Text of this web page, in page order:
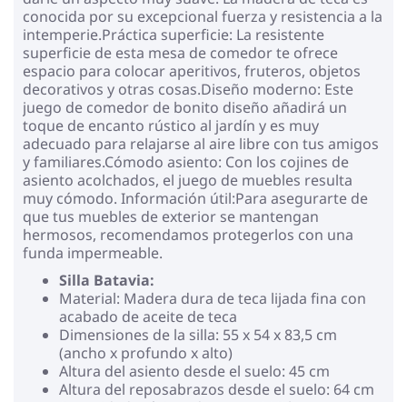
conocida por su excepcional fuerza y resistencia a la
intemperie.Práctica superficie: La resistente
superficie de esta mesa de comedor te ofrece
espacio para colocar aperitivos, fruteros, objetos
decorativos y otras cosas.Diseño moderno: Este
juego de comedor de bonito diseño añadirá un
toque de encanto rústico al jardín y es muy
adecuado para relajarse al aire libre con tus amigos
y familiares.Cómodo asiento: Con los cojines de
asiento acolchados, el juego de muebles resulta
muy cómodo. Información útil:Para asegurarte de
que tus muebles de exterior se mantengan
hermosos, recomendamos protegerlos con una
funda impermeable.
Silla Batavia:
Material: Madera dura de teca lijada fina con
acabado de aceite de teca
Dimensiones de la silla: 55 x 54 x 83,5 cm
(ancho x profundo x alto)
Altura del asiento desde el suelo: 45 cm
Altura del reposabrazos desde el suelo: 64 cm